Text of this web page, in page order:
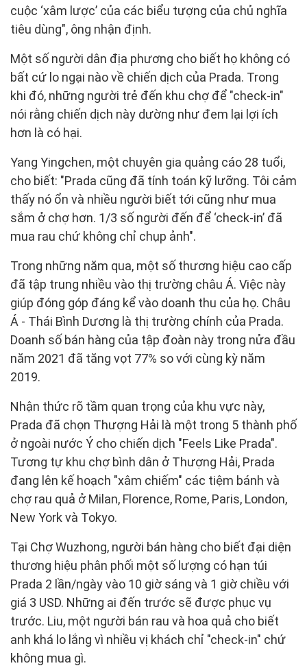
cuộc ‘xâm lược’ của các biểu tượng của chủ nghĩa
tiêu dùng", ông nhận định.
Một số người dân địa phương cho biết họ không có
bất cứ lo ngại nào về chiến dịch của Prada. Trong
khi đó, những người trẻ đến khu chợ để "check-in"
nói rằng chiến dịch này dường như đem lại lợi ích
hơn là có hại.
Yang Yingchen, một chuyên gia quảng cáo 28 tuổi,
cho biết: "Prada cũng đã tính toán kỹ lưỡng. Tôi cảm
thấy nó ổn và nhiều người biết tới cũng như mua
sắm ở chợ hơn. 1/3 số người đến để ‘check-in’ đã
mua rau chứ không chỉ chụp ảnh".
Trong những năm qua, một số thương hiệu cao cấp
đã tập trung nhiều vào thị trường châu Á. Việc này
giúp đóng góp đáng kể vào doanh thu của họ. Châu
Á - Thái Bình Dương là thị trường chính của Prada.
Doanh số bán hàng của tập đoàn này trong nửa đầu
năm 2021 đã tăng vọt 77% so với cùng kỳ năm
2019.
Nhận thức rõ tầm quan trọng của khu vực này,
Prada đã chọn Thượng Hải là một trong 5 thành phố
ở ngoài nước Ý cho chiến dịch "Feels Like Prada".
Tương tự khu chợ bình dân ở Thượng Hải, Prada
đang lên kế hoạch "xâm chiếm" các tiệm bánh và
chợ rau quả ở Milan, Florence, Rome, Paris, London,
New York và Tokyo.
Tại Chợ Wuzhong, người bán hàng cho biết đại diện
thương hiệu phân phối một số lượng có hạn túi
Prada 2 lần/ngày vào 10 giờ sáng và 1 giờ chiều với
giá 3 USD. Những ai đến trước sẽ được phục vụ
trước. Liu, một người bán rau và hoa quả cho biết
anh khá lo lắng vì nhiều vị khách chỉ "check-in" chứ
không mua gì.